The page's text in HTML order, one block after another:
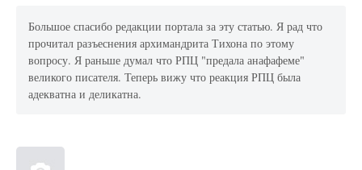
Большое спасибо редакции портала за эту статью. Я рад что
прочитал разъеснения архимандрита Тихона по этому
вопросу. Я раньше думал что РПЦ "предала анафафеме"
великого писателя. Теперь вижу что реакция РПЦ была
адекватна и деликатна.